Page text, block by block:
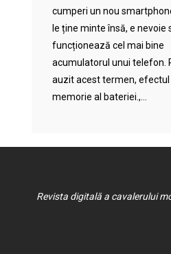
cumperi un nou
le ține minte însă, e nevoie
funcționează cel mai bine
acumulatorul unui telefon.
auzit acest termen, efectul
memorie al bateriei.,...
Revista digitală a cavalerului